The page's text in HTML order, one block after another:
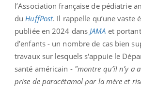
l’Association française de pédiatrie
du HuffPost. Il rappelle qu’une vaste
publiée en 2024 dans JAMA et
d’enfants - un nombre de cas bien
travaux sur lesquels s'appuie le
santé américain -"montre qu’il n’y a
prise de paracétamol par la mère et